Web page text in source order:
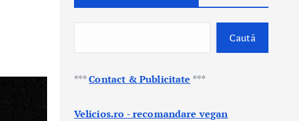
Caută
***Contact & Publicitate ***
Velicios.ro - recomandare vegan